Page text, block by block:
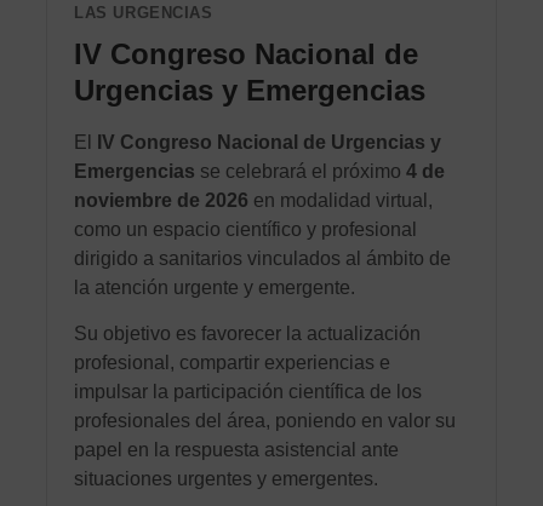
LAS URGENCIAS
IV Congreso Nacional de
Urgencias y Emergencias
El
IV Congreso Nacional de Urgencias y
Emergencias se celebrará el próximo4 de
noviembre de 2026 en modalidad virtual,
como un espacio científico y profesional
dirigido a sanitarios vinculados al ámbito de
la atención urgente y emergente.
Su objetivo es favorecer la actualización
profesional, compartir experiencias e
impulsar la participación científica de los
profesionales del área, poniendo en valor su
papel en la respuesta asistencial ante
situaciones urgentes y emergentes.